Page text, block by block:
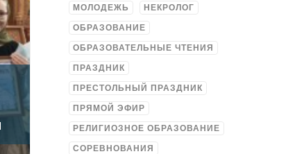
МОЛОДЕЖЬ НЕКРОЛОГ
ОБРАЗОВАНИЕ
ОБРАЗОВАТЕЛЬНЫЕ ЧТЕНИЯ
ПРАЗДНИК
ПРЕСТОЛЬНЫЙ ПРАЗДНИК
ПРЯМОЙ ЭФИР
РЕЛИГИОЗНОЕ ОБРАЗОВАНИЕ
СОРЕВНОВАНИЯ